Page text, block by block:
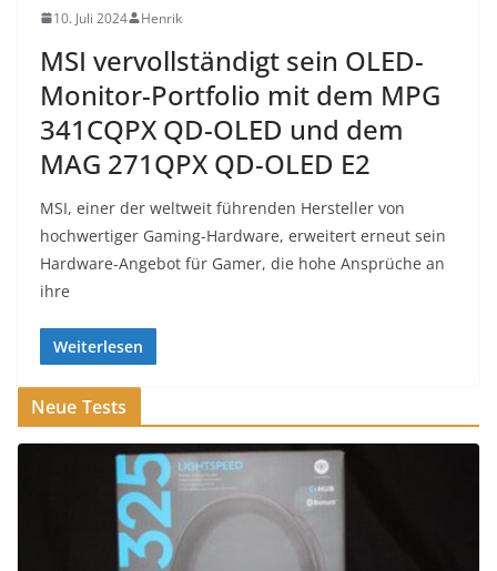
10. Juli 2024 Henrik
MSI vervollständigt sein OLED-
Monitor-Portfolio mit dem MPG
341CQPX QD-OLED und dem
MAG 271QPX QD-OLED E2
MSI, einer der weltweit führenden Hersteller von
hochwertiger Gaming-Hardware, erweitert erneut sein
Hardware-Angebot für Gamer, die hohe Ansprüche an
ihre
Weiterlesen
Neue Tests